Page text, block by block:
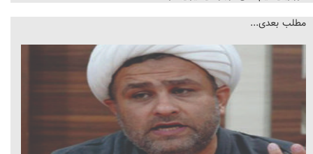
مطلب بعدی...